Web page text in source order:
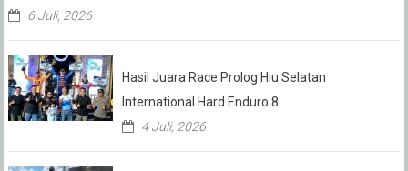
6 Juli, 2026
Hasil Juara Race Prolog Hiu Selatan
International Hard Enduro 8
4 Juli, 2026